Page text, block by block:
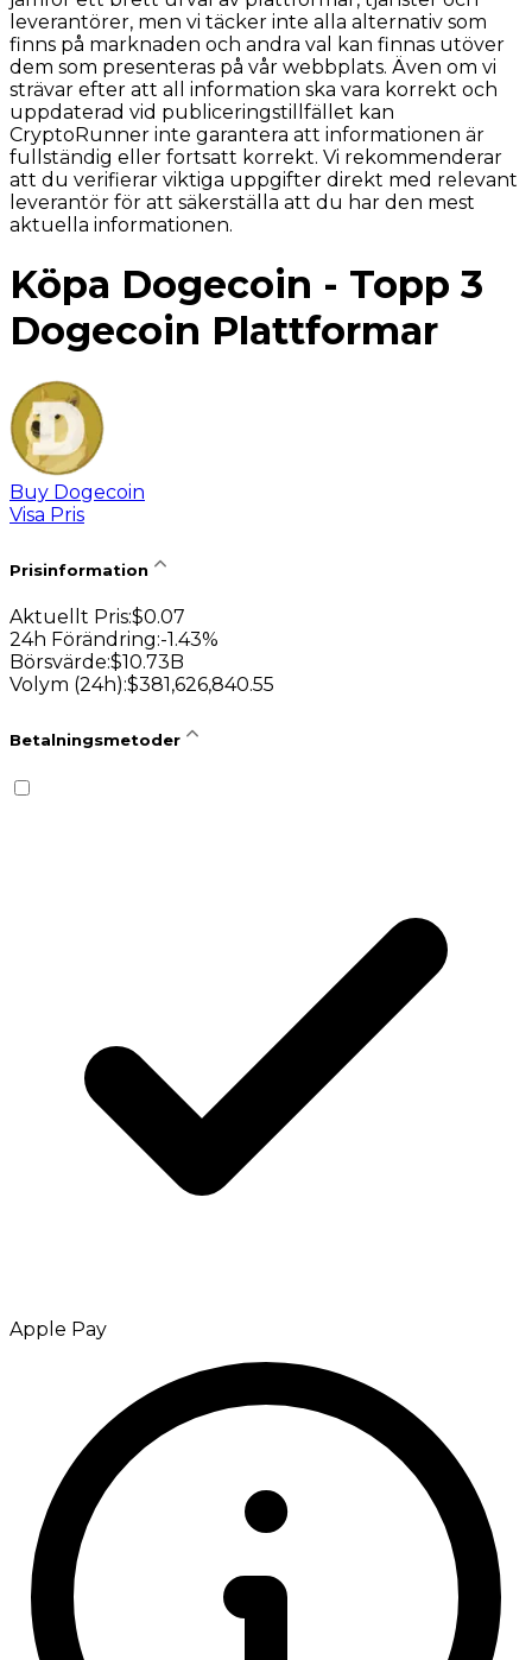
leverantörer, men vi täcker inte alla alternativ som
finns på marknaden och andra val kan finnas utöver
dem som presenteras på vår webbplats. Även om vi
strävar efter att all information ska vara korrekt och
uppdaterad vid publiceringstillfället kan
CryptoRunner inte garantera att informationen är
fullständig eller fortsatt korrekt. Vi rekommenderar
att du verifierar viktiga uppgifter direkt med relevant
leverantör för att säkerställa att du har den mest
aktuella informationen.
Köpa Dogecoin - Topp 3
Dogecoin Plattformar
Buy Dogecoin
Visa Pris
Prisinformation
Aktuellt Pris:$0.07
24h Förändring:-1.43%
Börsvärde:$10.73B
Volym (24h):$381,626,840.55
Betalningsmetoder
Apple Pay